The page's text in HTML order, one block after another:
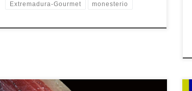
Extremadura-Gourmet monesterio